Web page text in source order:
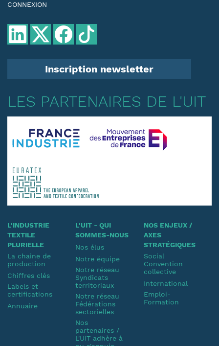
CONNEXION
Inscription newsletter
LES PARTENAIRES DE L'UIT
L'INDUSTRIE
TEXTILE
PLURIELLE
La chaine de
production
Chiffres clés
Labels et
certifications
Annuaire
L'UIT - QUI
SOMMES-NOUS
Nos élus
Notre équipe
Notre réseau
Syndicats
territoriaux
Notre réseau
Fédérations
sectorielles
Nos
partenaires /
L'UIT adhère à
NOS ENJEUX /
AXES
STRATÉGIQUES
Social
Convention
collective
International
Emploi-
Formation